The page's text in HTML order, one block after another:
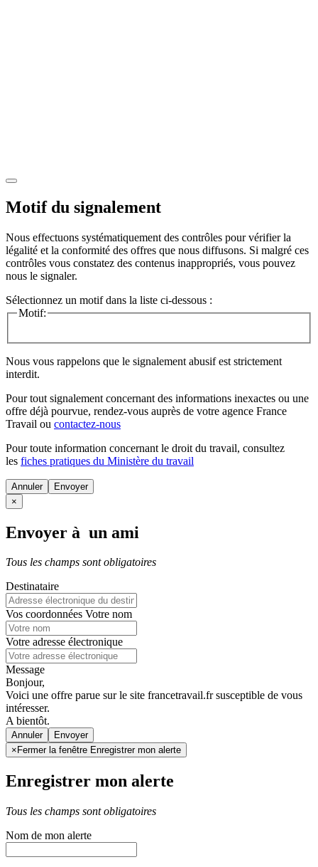
Motif du signalement
Nous effectuons systématiquement des contrôles pour vérifier la
légalité et la conformité des offres que nous diffusons. Si malgré ces
contrôles vous constatez des contenus inappropriés, vous pouvez
nous le signaler.
Sélectionnez un motif dans la liste ci-dessous :
Motif:
Nous vous rappelons que le signalement abusif est strictement
interdit.
Pour tout signalement concernant des informations inexactes ou une
offre déjà pourvue, rendez-vous auprès de votre agence France
Travail ou contactez-nous
Pour toute information concernant le droit du travail, consultez
les fiches pratiques du Ministère du travail
Annuler
×
Envoyer à un ami
Tous les champs sont obligatoires
Destinataire
Vos coordonnées Votre nom
Votre adresse électronique
Message
Bonjour,
Voici une offre parue sur le site francetravail.fr susceptible de vous
intéresser.
A bientôt.
Annuler
× Fermer la fenêtre Enregistrer mon alerte
Enregistrer mon alerte
Tous les champs sont obligatoires
Nom de mon alerte